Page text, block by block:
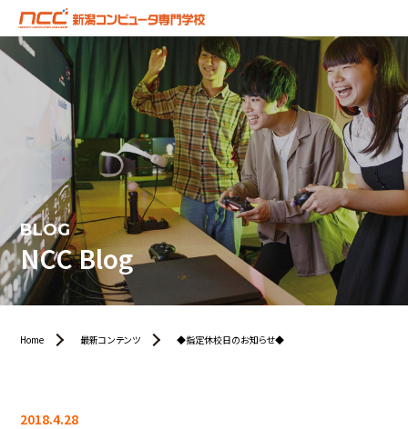
BLOG
NCC Blog
Home 最新コンテンツ ◆指定休校日のお知らせ◆
2018.4.28